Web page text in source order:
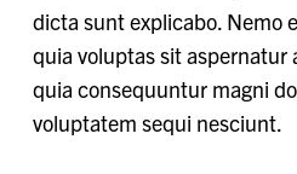
dicta sunt explicabo. Nemo
quia voluptas sit aspernatur
quia consequuntur magni
voluptatem sequi nesciunt.